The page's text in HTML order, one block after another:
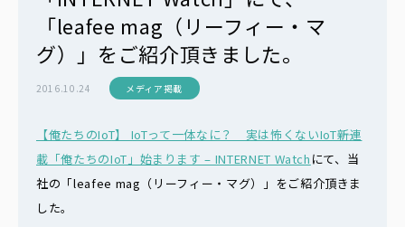
「leafee mag（リーフィー・マ
グ）」をご紹介頂きました。
2016.10.24 メディア掲載
【俺たちのIoT】 IoTって一体なに？ 実は怖くないIoT――新連
載「俺たちのIoT」始まります – INTERNET Watch にて、当
社の「leafee mag（リーフィー・マグ）」をご紹介頂きま
した。